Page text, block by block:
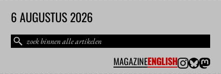
6 AUGUSTUS 2026
MAGAZINEENGLISH